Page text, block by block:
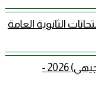
الثانوية العامة
رابط فحص نتائج الثانوية العامة (توجيهي) 2026 -